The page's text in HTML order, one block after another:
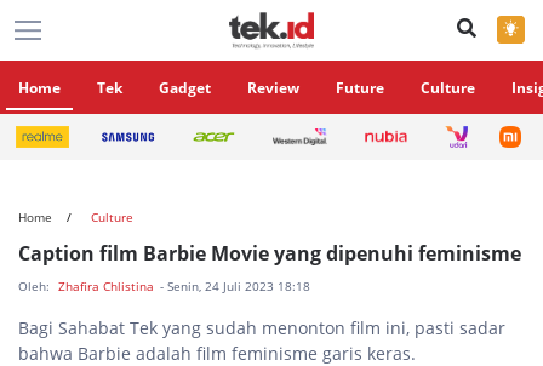
×
Home Tek Gadget Review Future Culture
Home Culture
Caption film Barbie Movie yang dipenuhi feminisme
Oleh: Zhafira Chlistina - Senin, 24 Juli 2023 18:18
Bagi Sahabat Tek yang sudah menonton film ini, pasti sadar
bahwa Barbie adalah film feminisme garis keras.